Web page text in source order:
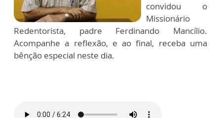
convidou o
Missionário
Redentorista, padre Ferdinando Mancílio.
Acompanhe a reflexão, e ao final, receba uma
bênção especial neste dia.